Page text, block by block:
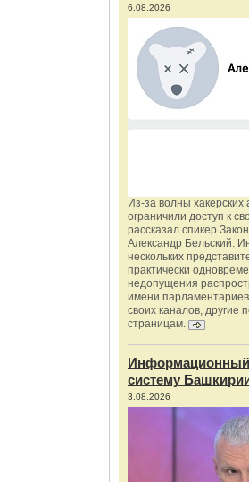
6.08.2026
Из‑за волны
ограничили доступ к
рассказал спикер
Александр Бельский.
нескольких
практически
недопущения
имени
своих каналов, другие
страницам.
Информационный
систему
3.08.2026